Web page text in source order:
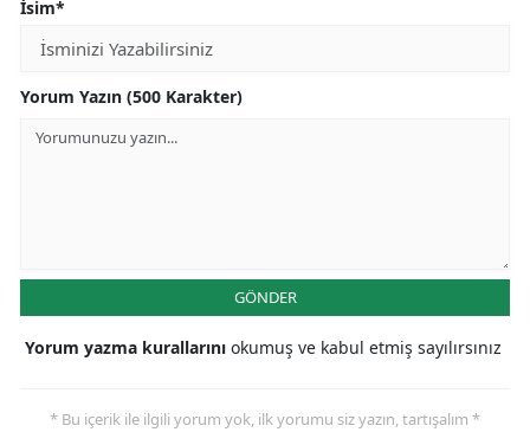
İsim*
Yorum Yazın (500 Karakter)
GÖNDER
Yorum yazma kurallarını okumuş ve kabul etmiş sayılırsınız
* Bu içerik ile ilgili yorum yok, ilk yorumu siz yazın, tartışalım *